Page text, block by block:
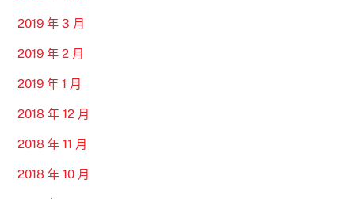
2019 年 3 月
2019 年 2 月
2019 年 1 月
2018 年 12 月
2018 年 11 月
2018 年 10 月